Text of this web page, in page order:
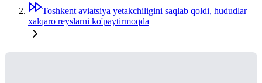
Toshkent aviatsiya yetakchiligini saqlab qoldi, hududlar
xalqaro reyslarni ko'paytirmoqda